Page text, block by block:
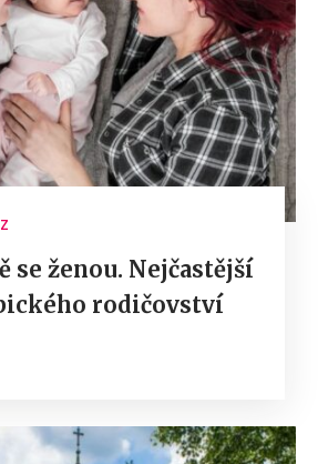
se ženou. Nejčastější
rodičovství